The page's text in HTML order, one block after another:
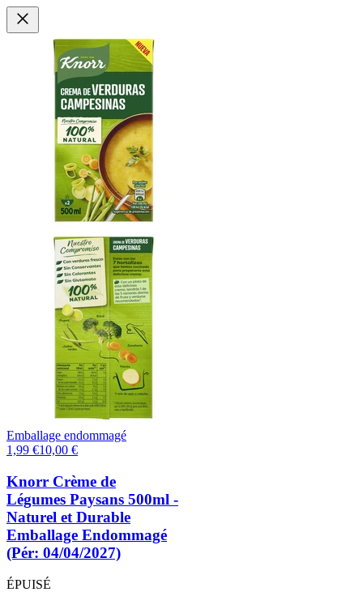
Emballage endommagé
1,99 €10,00 €
Knorr Crème de
Légumes Paysans 500ml -
Naturel et Durable
Emballage Endommagé
(Pér: 04/04/2027)
ÉPUISÉ